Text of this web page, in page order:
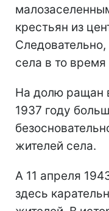
крестьян из
села в то
На долю ращан
1937 году
жителей села.
А 11 апреля
здесь